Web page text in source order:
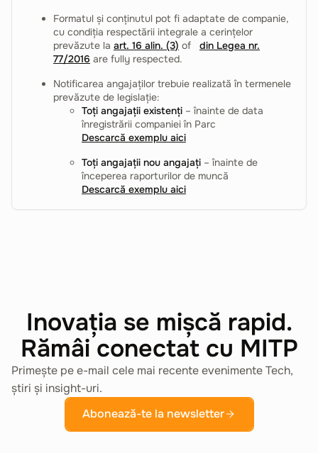
Formatul și conținutul pot fi adaptate de companie,
cu condiția respectării integrale a cerințelor
prevăzute la art. 16 alin. (3) of din Legea nr.
77/2016 are fully respected.
Notificarea angajaților trebuie realizată în termenele
prevăzute de legislație:
Toți angajații existenți – înainte de data
înregistrării companiei în Parc
Descarcă exemplu aici
Toți angajații nou angajați – înainte de
începerea raporturilor de muncă
Descarcă exemplu aici
Inovația se mișcă rapid.
Rămâi conectat cu MITP
Primește pe e-mail cele mai recente evenimente Tech,
știri și insight-uri.
Abonează-te la newsletter